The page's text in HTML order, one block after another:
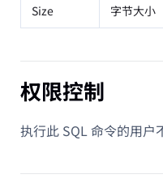
Size 字节大小
权限控制
执行此 SQL 命令的用户